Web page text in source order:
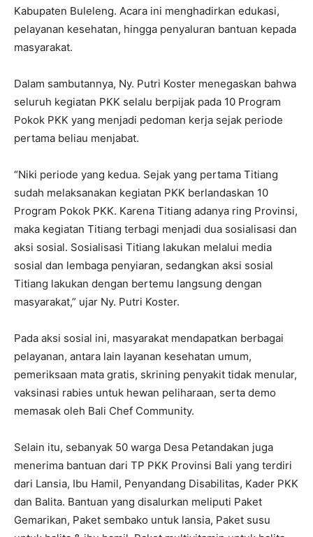
Kabupaten Buleleng. Acara ini menghadirkan edukasi,
pelayanan kesehatan, hingga penyaluran bantuan kepada
masyarakat.
Dalam sambutannya, Ny. Putri Koster menegaskan bahwa
seluruh kegiatan PKK selalu berpijak pada 10 Program
Pokok PKK yang menjadi pedoman kerja sejak periode
pertama beliau menjabat.
“Niki periode yang kedua. Sejak yang pertama Titiang
sudah melaksanakan kegiatan PKK berlandaskan 10
Program Pokok PKK. Karena Titiang adanya ring Provinsi,
maka kegiatan Titiang terbagi menjadi dua sosialisasi dan
aksi sosial. Sosialisasi Titiang lakukan melalui media
sosial dan lembaga penyiaran, sedangkan aksi sosial
Titiang lakukan dengan bertemu langsung dengan
masyarakat,” ujar Ny. Putri Koster.
Pada aksi sosial ini, masyarakat mendapatkan berbagai
pelayanan, antara lain layanan kesehatan umum,
pemeriksaan mata gratis, skrining penyakit tidak menular,
vaksinasi rabies untuk hewan peliharaan, serta demo
memasak oleh Bali Chef Community.
Selain itu, sebanyak 50 warga Desa Petandakan juga
menerima bantuan dari TP PKK Provinsi Bali yang terdiri
dari Lansia, Ibu Hamil, Penyandang Disabilitas, Kader PKK
dan Balita. Bantuan yang disalurkan meliputi Paket
Gemarikan, Paket sembako untuk lansia, Paket susu